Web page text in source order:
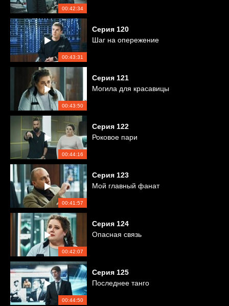
00:42:34
00:43:31
Серия 120
Шаг на опережение
00:43:50
Серия 121
Могила для красавицы
00:44:16
Серия 122
Роковое пари
00:41:57
Серия 123
Мой главный фанат
00:42:07
Серия 124
Опасная связь
00:44:50
Серия 125
Последнее танго